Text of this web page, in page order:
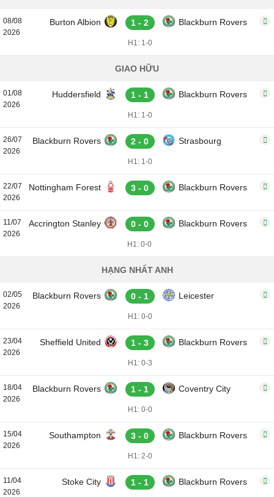
08/08
2026
Burton Albion 1 - 2 Blackburn Rovers
H1: 1-0
GIAO HỮU
01/08
2026
Huddersfield 1 - 1 Blackburn Rovers
H1: 1-0
26/07
2026
Blackburn Rovers 2 - 0 Strasbourg
H1: 1-0
22/07
2026
Nottingham Forest 3 - 0 Blackburn Rovers
11/07
2026
Accrington Stanley 0 - 0 Blackburn Rovers
H1: 0-0
HẠNG NHẤT ANH
02/05
2026
Blackburn Rovers 0 - 1 Leicester
H1: 0-0
23/04
2026
Sheffield United 1 - 3 Blackburn Rovers
H1: 0-3
18/04
2026
Blackburn Rovers 1 - 1 Coventry City
H1: 0-0
15/04
2026
Southampton 3 - 0 Blackburn Rovers
H1: 2-0
11/04
2026
Stoke City 1 - 1 Blackburn Rovers